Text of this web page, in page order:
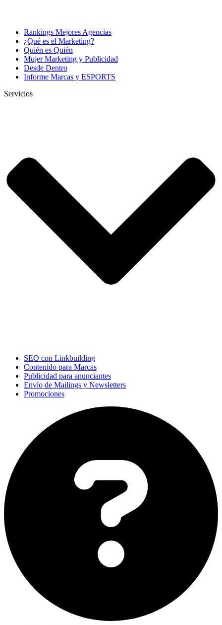
Rankings Mejores Agencias
¿Qué es el Marketing?
Quién es Quién
Mujer Marketing y Publicidad
Desde Dentro
Informe Marcas y ESPORTS
Servicios
SEO con Linkbuilding
Contenido para Marcas
Publicidad para anunciantes
Envío de Mailings y Newsletters
Promociones